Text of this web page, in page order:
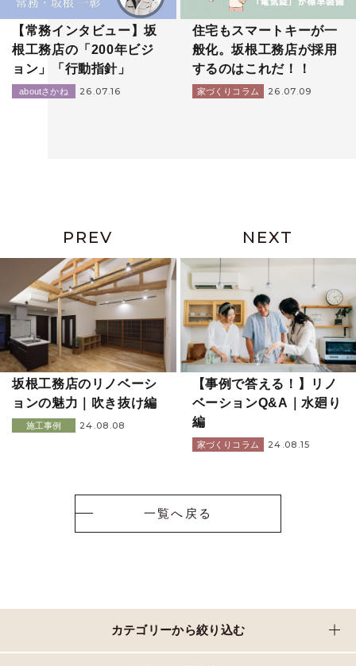
【常務インタビュー】坂
根工務店の「200年ビジ
ョン」「行動指針」
aboutさかね 26.07.16
住宅もスマートキーが一
般化。坂根工務店が採用
するのはこれだ！！
家づくりコラム 26.07.09
PREV
坂根工務店のリノベーシ
ョンの魅力｜吹き抜け編
施工事例 24.08.08
NEXT
【事例で答える！】リノ
ベーションQ&A｜水廻り
編
家づくりコラム 24.08.15
一覧へ戻る
カテゴリーから絞り込む